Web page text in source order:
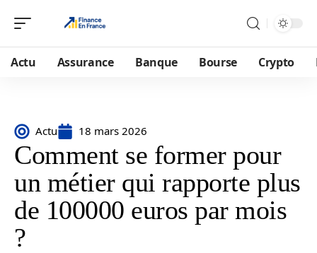
Actu Assurance Banque Bourse Crypto
Actu 18 mars 2026
Comment se former pour
un métier qui rapporte plus
de 100000 euros par mois
?